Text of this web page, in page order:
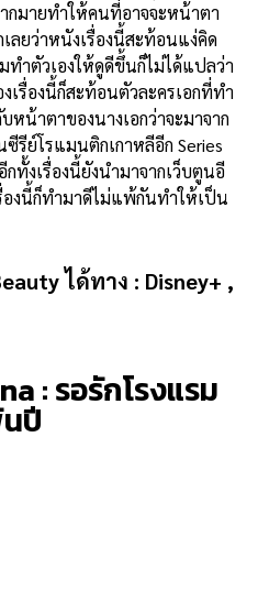
กมายทำให้คนที่อาจจะหน้าตา
ลยว่าหนังเรื่องนี้สะท้อนแง่คิด
ำตัวเองให้ดูดีขึ้นก็ไม่ได้แปลว่า
รื่องนี้ก็สะท้อนตัวละครเอกที่ทำ
น้าตาของนางเอกว่าจะมาจาก
ซีรีย์โรแมนติกเกาหลีอีก Series
ทั้งเรื่องนี้ยังนำมาจากเว็บตูนอี
งนี้ก็ทำมาดีไม่แพ้กันทำให้เป็น
ได้ทาง : Disney+ ,
: รอรักโรงแรม
ปี